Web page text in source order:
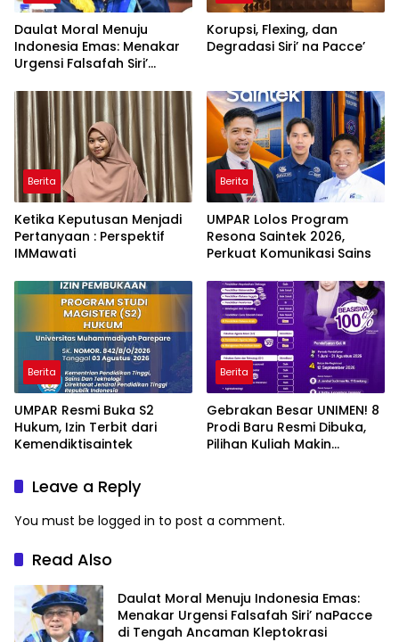
Daulat Moral Menuju
Indonesia Emas: Menakar
Urgensi Falsafah Siri’
Ancaman Kleptokrasi
Korupsi, Flexing, dan
Degradasi Siri’ na Pacce’
Berita
Ketika Keputusan Menjadi
Pertanyaan : Perspektif
IMMawati
Berita
UMPAR Lolos Program
Resona Saintek 2026,
Perkuat Komunikasi Sains
Berita
UMPAR Resmi Buka S2
Hukum, Izin Terbit dari
Kemendiktisaintek
Berita
Gebrakan Besar UNIMEN! 8
Prodi Baru Resmi Dibuka,
Pilihan Kuliah Makin
Leave a Reply
You must be logged in to post a comment.
Read Also
Daulat Moral Menuju Indonesia Emas:
Menakar Urgensi Falsafah Siri’ naPacce
di Tengah Ancaman Kleptokrasi